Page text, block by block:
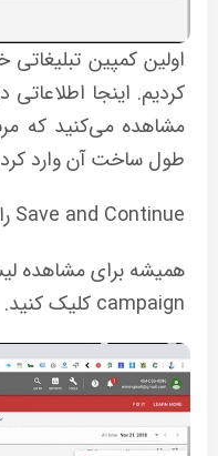
اولین کمپین
کردیم. اینجا اطلاعاتی
مشاهده می‌کنید که
طول ساخت آن وارد
Save and Continue را می‌زنیم.
campaign کلیک کنید.